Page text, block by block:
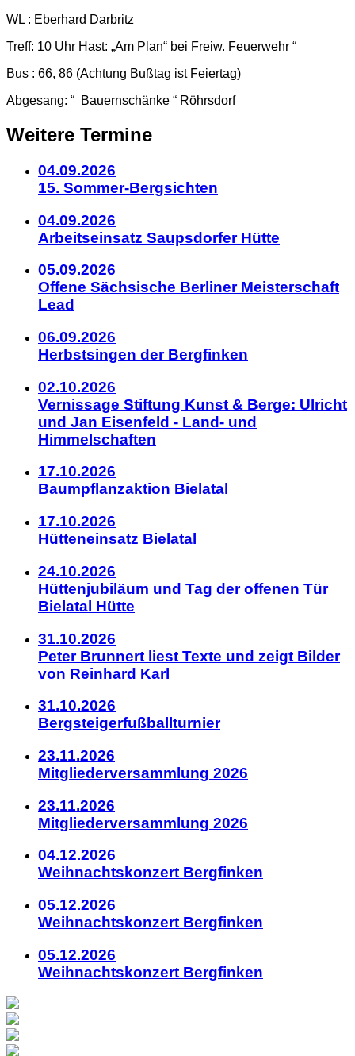
Details
zum
Kalendereintrag
WL : Eberhard Darbritz
Treff: 10 Uhr Hast: „Am Plan“ bei Freiw. Feuerwehr “
Bus : 66, 86 (Achtung Bußtag ist Feiertag)
Abgesang: “ Bauernschänke “ Röhrsdorf
Weitere Termine
04.09.2026
15. Sommer-Bergsichten
04.09.2026
Arbeitseinsatz Saupsdorfer Hütte
05.09.2026
Offene Sächsische Berliner Meisterschaft
Lead
06.09.2026
Herbstsingen der Bergfinken
02.10.2026
Vernissage Stiftung Kunst & Berge: Ulricht
und Jan Eisenfeld - Land- und
Himmelschaften
17.10.2026
Baumpflanzaktion Bielatal
17.10.2026
Hütteneinsatz Bielatal
24.10.2026
Hüttenjubiläum und Tag der offenen Tür
Bielatal Hütte
31.10.2026
Peter Brunnert liest Texte und zeigt Bilder
von Reinhard Karl
31.10.2026
Bergsteigerfußballturnier
23.11.2026
Mitgliederversammlung 2026
23.11.2026
Mitgliederversammlung 2026
04.12.2026
Weihnachtskonzert Bergfinken
05.12.2026
Weihnachtskonzert Bergfinken
05.12.2026
Weihnachtskonzert Bergfinken